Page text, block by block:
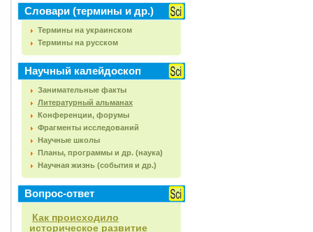
Словари (термины и др.)
Термины на украинском
Термины на русском
Научный калейдоскоп
Занимательные факты
Литературный альманах
Конференции, форумы
Фрагменты исследований
Научные школы
Планы, программы и др. (наука)
Научная жизнь (события и др.)
Вопрос-ответ
Как происходило
историческое развитие